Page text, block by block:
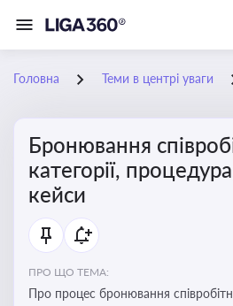
Головна Теми в центрі уваги
Бронювання
категорії,
кейси
ПРО ЩО ТЕМА:
Про процес бронювання